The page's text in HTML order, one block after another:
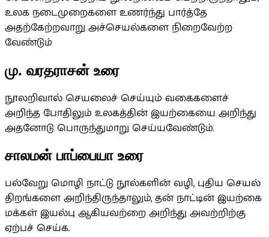
உலக நடைமுறைகளை உணர்ந்து பார்த்தே
அதற்கேற்றவாறு அச்செயல்களை நிறைவேற்ற
வேண்டும்
மு. வரதராசன் உரை
நூலறிவால் செயலைச் செய்யும் வகைகளைச்
அறிந்த போதிலும் உலகத்தின் இயற்கையை அறிந்து
அதனோடு பொருந்துமாறு செய்யவேண்டும்.
சாலமன் பாப்பையா உரை
பல்வேறு மொழி நாட்டு நூல்களின் வழி, புதிய செயல்
திறங்களை அறிந்திருந்தாலும், தன் நாட்டின் இயற்கை
மக்கள் இயல்பு ஆகியவற்றை அறிந்து அவற்றிற்கு
ஏற்பச் செய்க.